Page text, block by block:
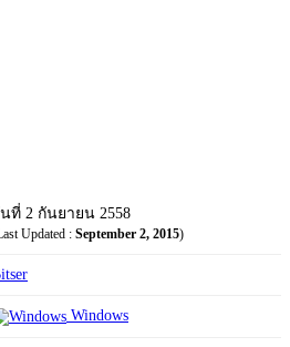
ที่ 2 กันยายน 2558
Updated : September 2, 2015)
Windows